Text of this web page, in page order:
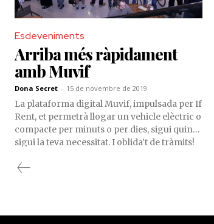
Esdeveniments
Arriba més ràpidament
amb Muvif
Dona Secret - 15 de novembre de 2019
La plataforma digital Muvif, impulsada per If
Rent, et permetrà llogar un vehicle elèctric o
compacte per minuts o per dies, sigui quina
sigui la teva necessitat. I oblida’t de tràmits!